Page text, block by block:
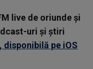
live de oriunde și
uri și știri
disponibilă pe iOS